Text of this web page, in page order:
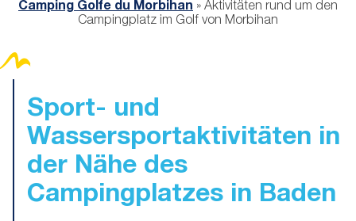
Camping Golfe du Morbihan » Aktivitäten rund um den
Campingplatz im Golf von Morbihan
Sport- und
Wassersportaktivitäten in
der Nähe des
Campingplatzes in Baden